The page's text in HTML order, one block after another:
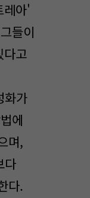
레아'
들이
다고
화가
에
며,
다
다.